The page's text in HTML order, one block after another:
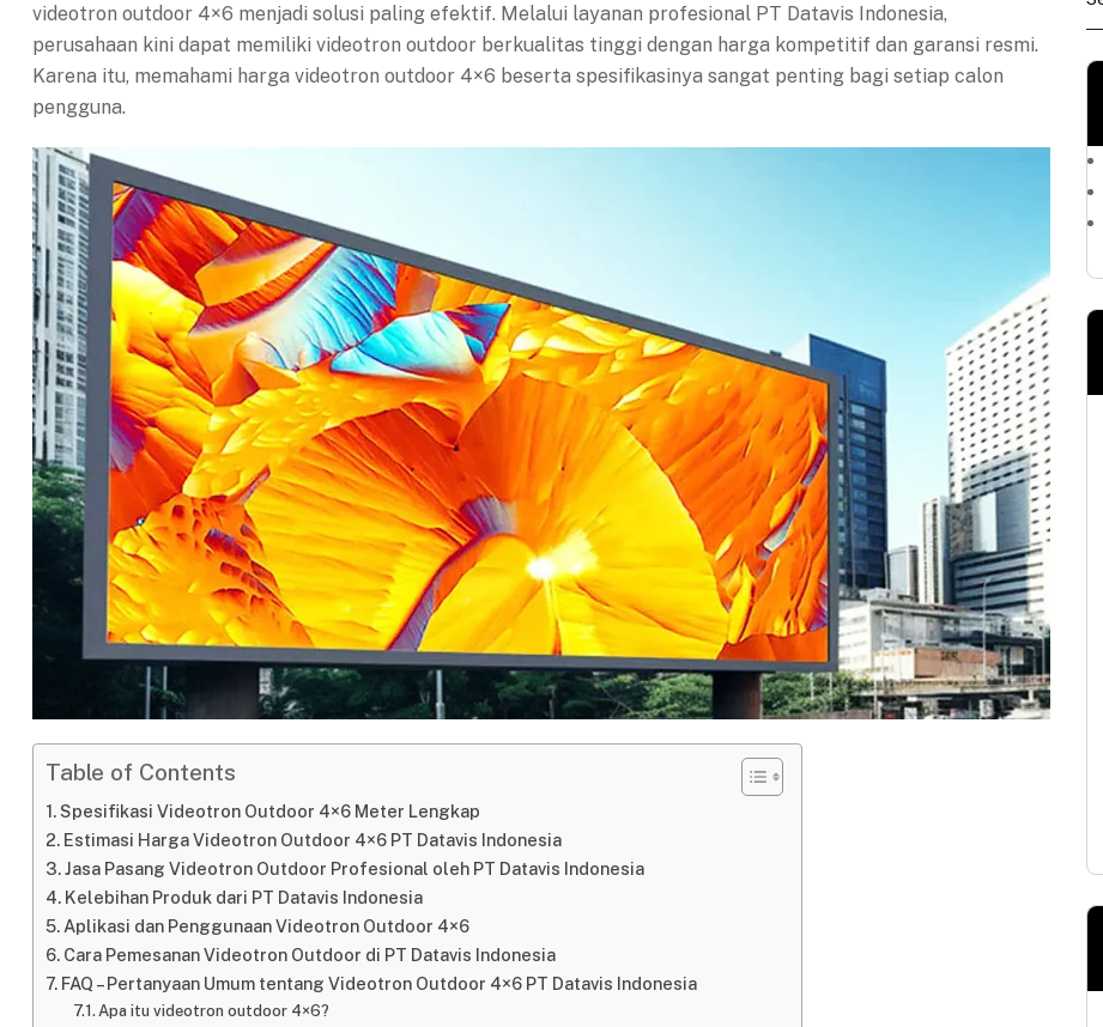
videotron outdoor 4×6 menjadi solusi paling efektif. Melalui layanan profesional PT Datavis Indonesia,
perusahaan kini dapat memiliki videotron outdoor berkualitas tinggi dengan harga kompetitif dan garansi resmi.
Karena itu, memahami harga videotron outdoor 4×6 beserta spesifikasinya sangat penting bagi setiap calon
pengguna.
Table of Contents
Spesifikasi Videotron Outdoor 4×6 Meter Lengkap
Estimasi Harga Videotron Outdoor 4×6 PT Datavis Indonesia
Jasa Pasang Videotron Outdoor Profesional oleh PT Datavis Indonesia
Kelebihan Produk dari PT Datavis Indonesia
Aplikasi dan Penggunaan Videotron Outdoor 4×6
Cara Pemesanan Videotron Outdoor di PT Datavis Indonesia
FAQ – Pertanyaan Umum tentang Videotron Outdoor 4×6 PT Datavis Indonesia
Apa itu videotron outdoor 4×6?